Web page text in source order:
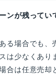
ンが残ってい
る場合でも、
は少なくあり
合は任意売却